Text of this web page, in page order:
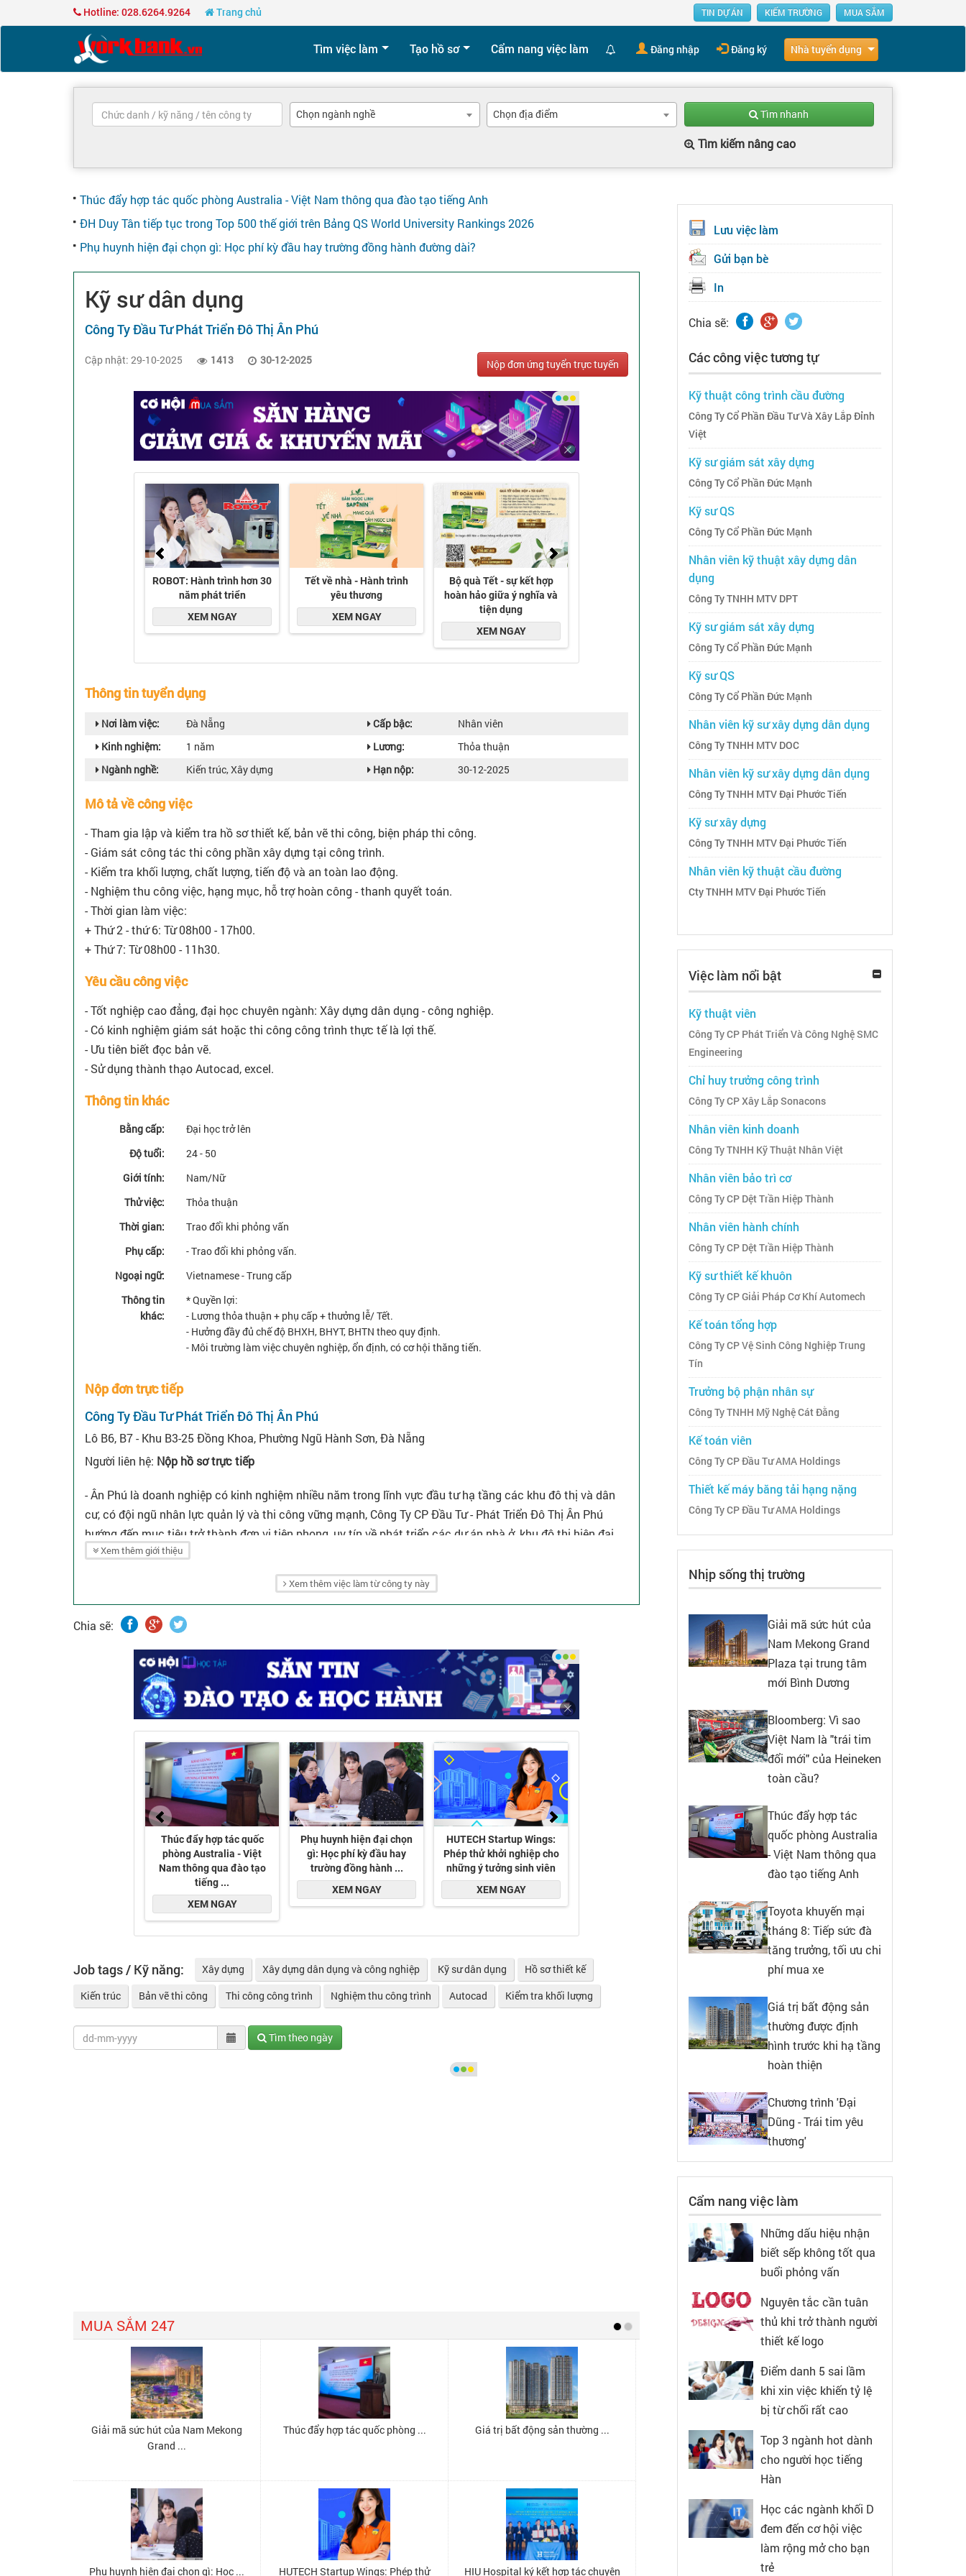
Hotline: 028.6264.9264 Trang chủ TIN DỰ ÁN KIẾM TRƯỜNG MUA SẮM
Tìm việc làm Tạo hồ sơ Cẩm nang việc làm Đăng nhập Đăng ký Nhà tuyển dụng
Chọn ngành nghề Chọn địa điểm Tìm nhanh
Tìm kiếm nâng cao
Thúc đẩy hợp tác quốc phòng Australia - Việt Nam thông qua đào tạo tiếng Anh
ĐH Duy Tân tiếp tục trong Top 500 thế giới trên Bảng QS World University Rankings 2026
Phụ huynh hiện đại chọn gì: Học phí kỳ đầu hay trường đồng hành đường dài?
Kỹ sư dân dụng
Công Ty Đầu Tư Phát Triển Đô Thị Ân Phú
Cập nhật: 29-10-2025 1413 30-12-2025 Nộp đơn ứng tuyển trực tuyến
Thông tin tuyển dụng
Nơi làm việc:
Đà Nẵng
Kinh nghiệm:
1 năm
Ngành nghề:
Kiến trúc, Xây dựng
Cấp bậc:
Nhân viên
Lương:
Thỏa thuận
Hạn nộp:
30-12-2025
Mô tả về công việc
- Tham gia lập và kiểm tra hồ sơ thiết kế, bản vẽ thi công, biện pháp thi công.
- Giám sát công tác thi công phần xây dựng tại công trình.
- Kiểm tra khối lượng, chất lượng, tiến độ và an toàn lao động.
- Nghiệm thu công việc, hạng mục, hỗ trợ hoàn công - thanh quyết toán.
- Thời gian làm việc:
+ Thứ 2 - thứ 6: Từ 08h00 - 17h00.
+ Thứ 7: Từ 08h00 - 11h30.
Yêu cầu công việc
- Tốt nghiệp cao đẳng, đại học chuyên ngành: Xây dựng dân dụng - công nghiệp.
- Có kinh nghiệm giám sát hoặc thi công công trình thực tế là lợi thế.
- Ưu tiên biết đọc bản vẽ.
- Sử dụng thành thạo Autocad, excel.
Thông tin khác
Bằng cấp:
Đại học trở lên
Độ tuổi:
24 - 50
Giới tính:
Nam/Nữ
Thử việc:
Thỏa thuận
Thời gian:
Trao đổi khi phỏng vấn
Phụ cấp:
- Trao đổi khi phỏng vấn.
Ngoại ngữ:
Vietnamese - Trung cấp
Thông tin
khác:
* Quyền lợi:
- Lương thỏa thuận + phụ cấp + thưởng lễ/ Tết.
- Hưởng đầy đủ chế độ BHXH, BHYT, BHTN theo quy định.
- Môi trường làm việc chuyên nghiệp, ổn định, có cơ hội thăng tiến.
Nộp đơn trực tiếp
Công Ty Đầu Tư Phát Triển Đô Thị Ân Phú
Lô B6, B7 - Khu B3-25 Đồng Khoa, Phường Ngũ Hành Sơn, Đà Nẵng
Người liên hệ: Nộp hồ sơ trực tiếp
- Ân Phú là doanh nghiệp có kinh nghiệm nhiều năm trong lĩnh vực đầu tư hạ tầng các khu đô thị và dân
cư, có đội ngũ nhân lực quản lý và thi công vững mạnh, Công Ty CP Đầu Tư - Phát Triển Đô Thị Ân Phú
hướng đến mục tiêu trở thành đơn vị tiên phong, uy tín về phát triển các dự án nhà ở, khu đô thị hiện đại
và bền vững, cung ứng hạ tầng hoàn thiện phục vụ các lợi ích dân sinh tiến bộ.
- Công Ty CP Đầu Tư - Phát Triển Đô Thị Ân Phú xác định rõ sứ mệnh tham gia kết nối cộng đồng và doanh
nghiệp, xây dựng những hệ sinh thái đô thị an toàn, đảm bảo sinh kế và hạnh phúc cho người dân. Các dự
thiết chế văn hóa và cơ hội sinh kế.
- Doanh nghiệp hiện tại định hướng tập trung đầu tư phát triển ba dòng sản phẩm chủ lực là các nhóm bất
động sản đô thị, bất động sản công nghiệp, bất động sản du lịch.
Xem thêm giới thiệu
Xem thêm việc làm từ công ty này
Chia sẽ:
Job tags / Kỹ năng: Xây dựng Xây dựng dân dụng và công nghiệp Kỹ sư dân dụng
Hồ sơ thiết kế
Kiến trúc
Bản vẽ thi công Thi công công trình Nghiệm thu công trình Autocad Kiểm tra khối lượng
Tìm theo ngày
Lưu việc làm
Gửi bạn bè
In
Chia sẽ:
Các công việc tương tự
Kỹ thuật công trình cầu đường
Công Ty Cổ Phần Đầu Tư Và Xây Lắp Đỉnh
Việt
Kỹ sư giám sát xây dựng
Công Ty Cổ Phần Đức Mạnh
Kỹ sư QS
Công Ty Cổ Phần Đức Mạnh
Nhân viên kỹ thuật xây dựng dân
dụng
Công Ty TNHH MTV DPT
Kỹ sư giám sát xây dựng
Công Ty Cổ Phần Đức Mạnh
Kỹ sư QS
Công Ty Cổ Phần Đức Mạnh
Nhân viên kỹ sư xây dựng dân dụng
Công Ty TNHH MTV DOC
Nhân viên kỹ sư xây dựng dân dụng
Công Ty TNHH MTV Đại Phước Tiến
Kỹ sư xây dựng
Công Ty TNHH MTV Đại Phước Tiến
Nhân viên kỹ thuật cầu đường
Cty TNHH MTV Đại Phước Tiến
Việc làm nổi bật
Kỹ thuật viên
Công Ty CP Phát Triển Và Công Nghệ SMC
Engineering
Chỉ huy trưởng công trình
Công Ty CP Xây Lắp Sonacons
Nhân viên kinh doanh
Công Ty TNHH Kỹ Thuật Nhân Việt
Nhân viên bảo trì cơ
Công Ty CP Dệt Trần Hiệp Thành
Nhân viên hành chính
Công Ty CP Dệt Trần Hiệp Thành
Kỹ sư thiết kế khuôn
Công Ty CP Giải Pháp Cơ Khí Automech
Kế toán tổng hợp
Công Ty CP Vệ Sinh Công Nghiệp Trung
Tín
Trưởng bộ phận nhân sự
Công Ty TNHH Mỹ Nghệ Cát Đằng
Kế toán viên
Công Ty CP Đầu Tư AMA Holdings
Thiết kế máy băng tải hạng nặng
Công Ty CP Đầu Tư AMA Holdings
Nhịp sống thị trường
Giải mã sức hút của
Nam Mekong Grand
Plaza tại trung tâm
mới Bình Dương
Bloomberg: Vì sao
Việt Nam là "trái tim
đổi mới" của Heineken
toàn cầu?
Thúc đẩy hợp tác
quốc phòng Australia
- Việt Nam thông qua
đào tạo tiếng Anh
Toyota khuyến mại
tháng 8: Tiếp sức đà
tăng trưởng, tối ưu chi
phí mua xe
Giá trị bất động sản
thường được định
hình trước khi hạ tầng
hoàn thiện
Chương trình 'Đại
Dũng - Trái tim yêu
thương'
Cẩm nang việc làm
Những dấu hiệu nhận
biết sếp không tốt qua
buổi phỏng vấn
Nguyên tắc cần tuân
thủ khi trở thành người
thiết kế logo
Điểm danh 5 sai lầm
khi xin việc khiến tỷ lệ
bị từ chối rất cao
Top 3 ngành hot dành
cho người học tiếng
Hàn
Học các ngành khối D
đem đến cơ hội việc
làm rộng mở cho bạn
trẻ